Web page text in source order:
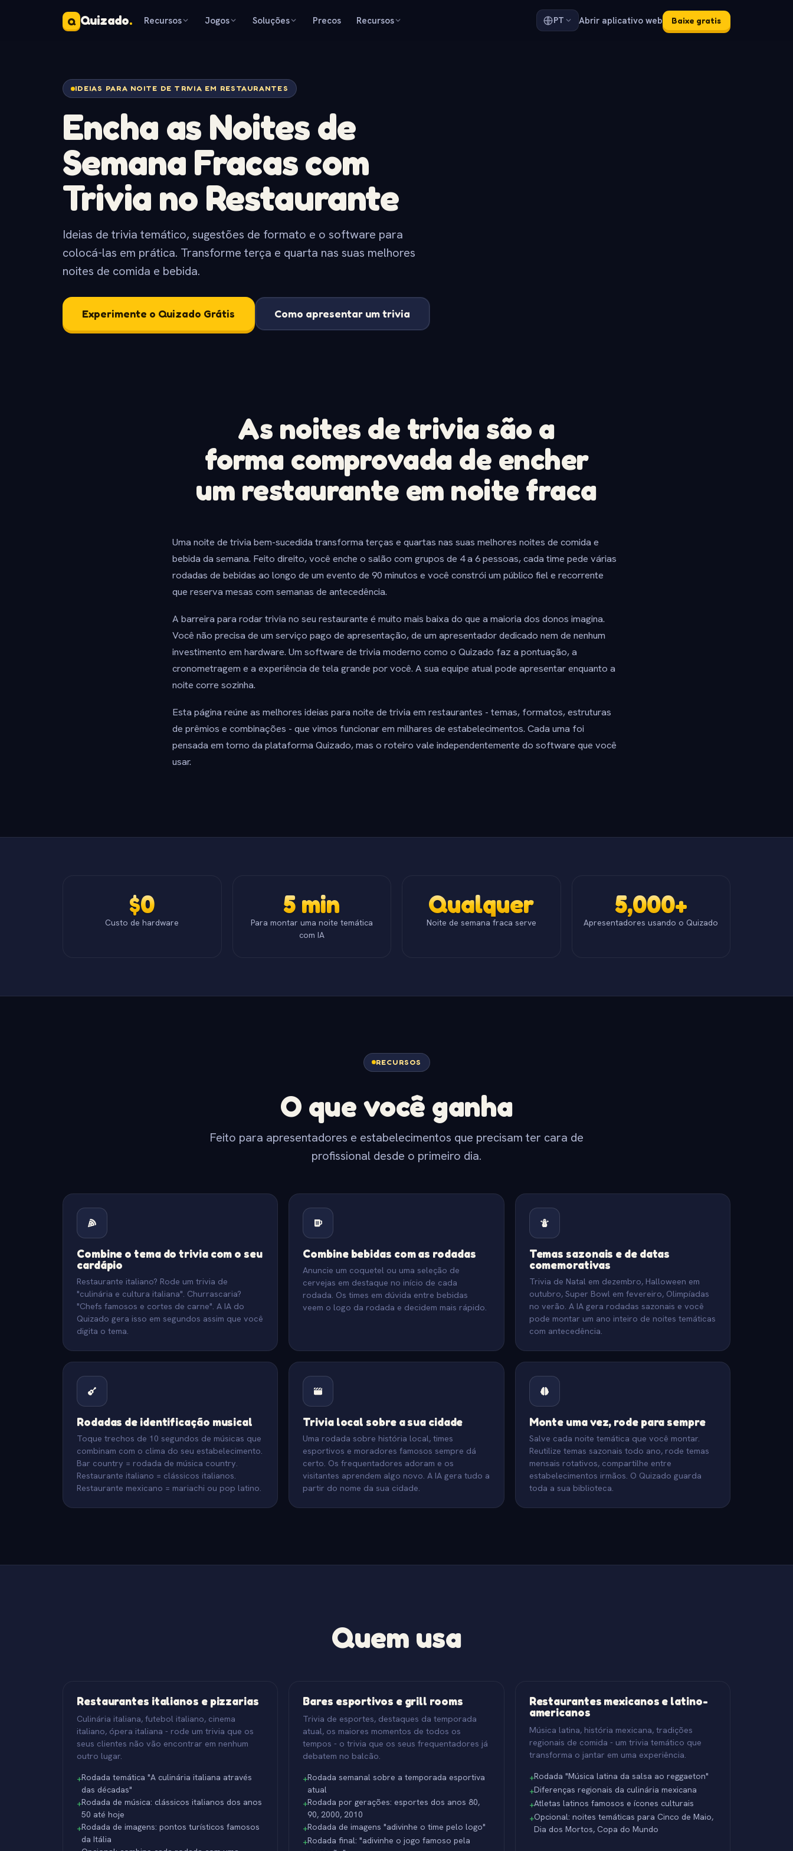
Q Quizado. Recursos Jogos Soluções Precos Recursos PT Abrir aplicativo web Baixe gratis
IDEIAS PARA NOITE DE TRIVIA EM RESTAURANTES
Encha as Noites de
Semana Fracas com
Trivia no Restaurante
Ideias de trivia temático, sugestões de formato e o software para
colocá-las em prática. Transforme terça e quarta nas suas melhores
noites de comida e bebida.
Experimente o Quizado Grátis Como apresentar um trivia
As noites de trivia são a
forma comprovada de encher
um restaurante em noite fraca
Uma noite de trivia bem-sucedida transforma terças e quartas nas suas melhores noites de comida e
bebida da semana. Feito direito, você enche o salão com grupos de 4 a 6 pessoas, cada time pede várias
rodadas de bebidas ao longo de um evento de 90 minutos e você constrói um público fiel e recorrente
que reserva mesas com semanas de antecedência.
A barreira para rodar trivia no seu restaurante é muito mais baixa do que a maioria dos donos imagina.
Você não precisa de um serviço pago de apresentação, de um apresentador dedicado nem de nenhum
investimento em hardware. Um software de trivia moderno como o Quizado faz a pontuação, a
cronometragem e a experiência de tela grande por você. A sua equipe atual pode apresentar enquanto a
noite corre sozinha.
Esta página reúne as melhores ideias para noite de trivia em restaurantes - temas, formatos, estruturas
de prêmios e combinações - que vimos funcionar em milhares de estabelecimentos. Cada uma foi
pensada em torno da plataforma Quizado, mas o roteiro vale independentemente do software que você
usar.
$0
Custo de hardware
5 min
Para montar uma noite temática
com IA
Qualquer
Noite de semana fraca serve
5,000+
Apresentadores usando o Quizado
RECURSOS
O que você ganha
Feito para apresentadores e estabelecimentos que precisam ter cara de
profissional desde o primeiro dia.
Combine o tema do trivia com o seu
cardápio
Restaurante italiano? Rode um trivia de
"culinária e cultura italiana". Churrascaria?
"Chefs famosos e cortes de carne". A IA do
Quizado gera isso em segundos assim que você
digita o tema.
Combine bebidas com as rodadas
Anuncie um coquetel ou uma seleção de
cervejas em destaque no início de cada
rodada. Os times em dúvida entre bebidas
veem o logo da rodada e decidem mais rápido.
Temas sazonais e de datas
comemorativas
Trivia de Natal em dezembro, Halloween em
outubro, Super Bowl em fevereiro, Olimpíadas
no verão. A IA gera rodadas sazonais e você
pode montar um ano inteiro de noites temáticas
com antecedência.
Rodadas de identificação musical
Toque trechos de 10 segundos de músicas que
combinam com o clima do seu estabelecimento.
Bar country = rodada de música country.
Restaurante italiano = clássicos italianos.
Restaurante mexicano = mariachi ou pop latino.
Trivia local sobre a sua cidade
Uma rodada sobre história local, times
esportivos e moradores famosos sempre dá
certo. Os frequentadores adoram e os
visitantes aprendem algo novo. A IA gera tudo a
partir do nome da sua cidade.
Monte uma vez, rode para sempre
Salve cada noite temática que você montar.
Reutilize temas sazonais todo ano, rode temas
mensais rotativos, compartilhe entre
estabelecimentos irmãos. O Quizado guarda
toda a sua biblioteca.
Quem usa
Restaurantes italianos e pizzarias
Culinária italiana, futebol italiano, cinema
italiano, ópera italiana - rode um trivia que os
seus clientes não vão encontrar em nenhum
outro lugar.
+Rodada temática "A culinária italiana através
das décadas"
+Rodada de música: clássicos italianos dos anos
50 até hoje
+Rodada de imagens: pontos turísticos famosos
da Itália
Bares esportivos e grill rooms
Trivia de esportes, destaques da temporada
atual, os maiores momentos de todos os
tempos - o trivia que os seus frequentadores já
debatem no balcão.
+Rodada semanal sobre a temporada esportiva
atual
+Rodada por gerações: esportes dos anos 80,
90, 2000, 2010
+Rodada de imagens "adivinhe o time pelo logo"
+Rodada final: "adivinhe o jogo famoso pela
Restaurantes mexicanos e latino-
americanos
Música latina, história mexicana, tradições
regionais de comida - um trivia temático que
transforma o jantar em uma experiência.
+Rodada "Música latina da salsa ao reggaeton"
+Diferenças regionais da culinária mexicana
+Atletas latinos famosos e ícones culturais
+Opcional: noites temáticas para Cinco de Maio,
Dia dos Mortos, Copa do Mundo